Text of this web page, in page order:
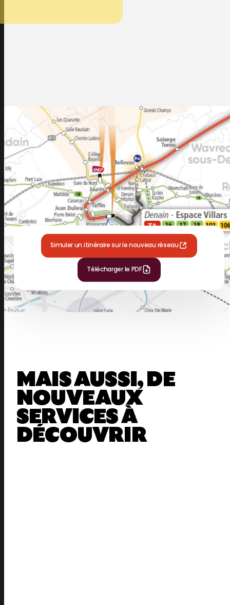
Simuler un itinéraire sur le nouveau réseau
Télécharger le PDF
MAIS AUSSI, DE
NOUVEAUX
SERVICES À
DÉCOUVRIR